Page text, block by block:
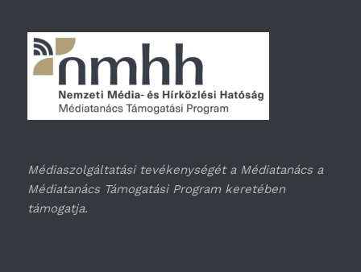
Médiaszolgáltatási tevékenységét a Médiatanács a
Médiatanács Támogatási Program keretében
támogatja.